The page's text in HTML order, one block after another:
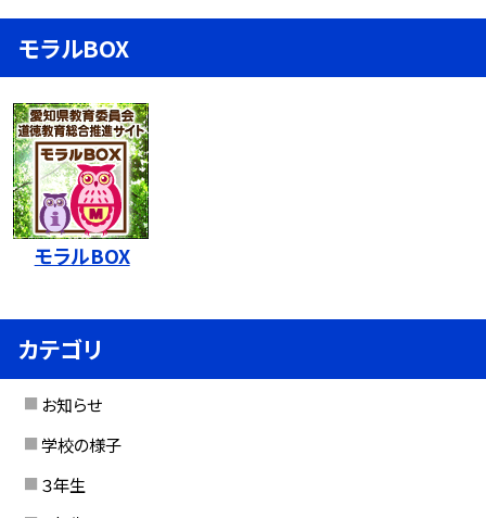
モラルBOX
モラルBOX
カテゴリ
お知らせ
学校の様子
３年生